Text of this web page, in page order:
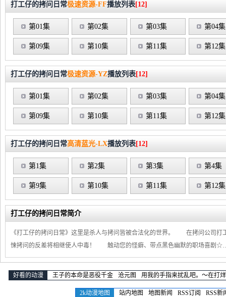
打工仔的拷问日常极速资源-FF播放列表[12]
第01集 第02集 第03集 第04集
第09集 第10集 第11集 第12集
打工仔的拷问日常极速资源-YZ播放列表[12]
第01集 第02集 第03集 第04集
第09集 第10集 第11集 第12集
打工仔的拷问日常高清蓝光-LX播放列表[12]
第1集 第2集 第3集 第4集
第9集 第10集 第11集 第12集
打工仔的拷问日常简介
《打工仔的拷问日常》这里是杀人与拷问皆被合法化的世界。 在拷问公司
悚拷问的反差将相继使人中毒！ 触动您的怪癖、带点黑色幽默的职场喜剧
好看的动漫 王子的本命是恶役千金 沧元图 用我的手指来扰乱吧。～在打
2k动漫地图 站内地图 地图新闻 RSS订阅 RSS新